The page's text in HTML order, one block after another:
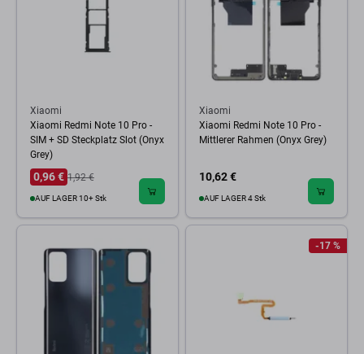
Xiaomi
Xiaomi Redmi Note 10 Pro -
SIM + SD Steckplatz Slot (Onyx
Grey)
0,96 € 1,92 €
AUF LAGER 10+ Stk
Xiaomi
Xiaomi Redmi Note 10 Pro -
Mittlerer Rahmen (Onyx Grey)
10,62 €
AUF LAGER 4 Stk
-17 %